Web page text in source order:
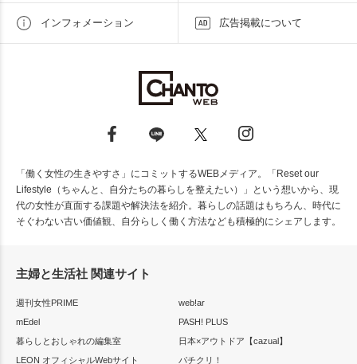
インフォメーション 広告掲載について
「働く女性の生きやすさ」にコミットするWEBメディア。「Reset our
Lifestyle（ちゃんと、自分たちの暮らしを整えたい）」という想いから、現
代の女性が直面する課題や解決法を紹介。暮らしの話題はもちろん、時代に
そぐわない古い価値観、自分らしく働く方法なども積極的にシェアします。
主婦と生活社 関連サイト
週刊女性PRIME
web!ar
mEdel
PASH! PLUS
暮らしとおしゃれの編集室
日本×アウトドア【cazual】
LEON オフィシャルWebサイト
パチクリ！